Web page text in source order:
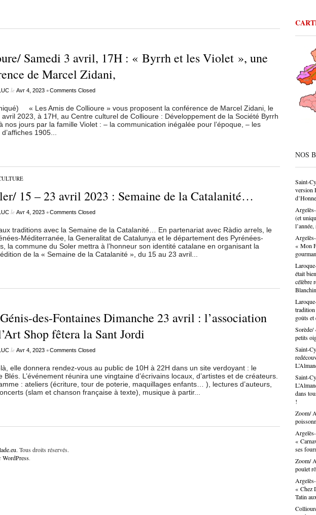
Samedi 3 avril, 17H : « Byrrh et les Violet », une
de Marcel Zidani,
le Avr 4, 2023 •Comments Closed
« Les Amis de Collioure » vous proposent la conférence de Marcel Zidani, le
avril 2023, à 17H, au Centre culturel de Collioure : Développement de la Société Byrrh
nos jours par la famille Violet : – la communication inégalée pour l’époque, – les
1905...
15 – 23 avril 2023 : Semaine de la Catalanité…
le Avr 4, 2023 •Comments Closed
traditions avec la Semaine de la Catalanité… En partenariat avec Ràdio arrels, le
Méditerranée, la Generalitat de Catalunya et le département des Pyrénées-
la commune du Soler mettra à l’honneur son identité catalane en organisant la
de la « Semaine de la Catalanité », du 15 au 23 avril...
des-Fontaines Dimanche 23 avril : l’association
Shop fêtera la Sant Jordi
le Avr 4, 2023 •Comments Closed
elle donnera rendez-vous au public de 10H à 22H dans un site verdoyant : le
Blés. L’événement réunira une vingtaine d’écrivains locaux, d’artistes et de créateurs.
: ateliers (écriture, tour de poterie, maquillages enfants… ), lectures d’auteurs,
(slam et chanson française à texte), musique à partir...
a des
CAP,
même
un
n’est
choix
NOS
Saint-
version
(et
« Mon
était
célèbre
tradition
goûts et
Sorède/
petits
Saint-
Saint-
dans
!
Zoom/
«
ses
Zoom/
poulet
« Chez
Tatin
. Tous droits réservés.
WordPress.